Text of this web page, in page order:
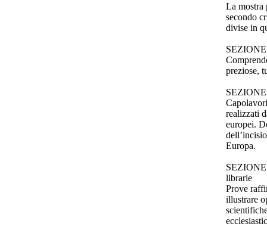
La mostra
secondo
divise in
preziose,
realizzati
europei.
Europa.
librarie
Prove
illustrare